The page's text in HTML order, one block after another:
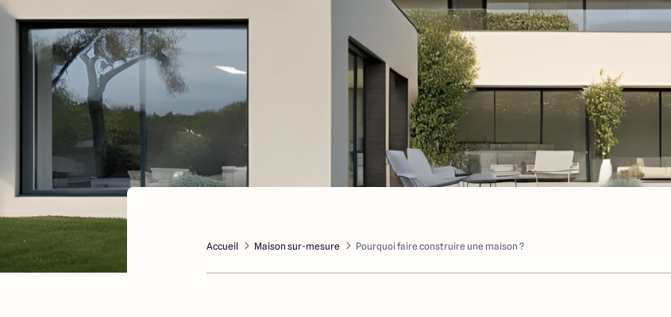
Accueil Maison sur-mesure Pourquoi faire construire une maison ?